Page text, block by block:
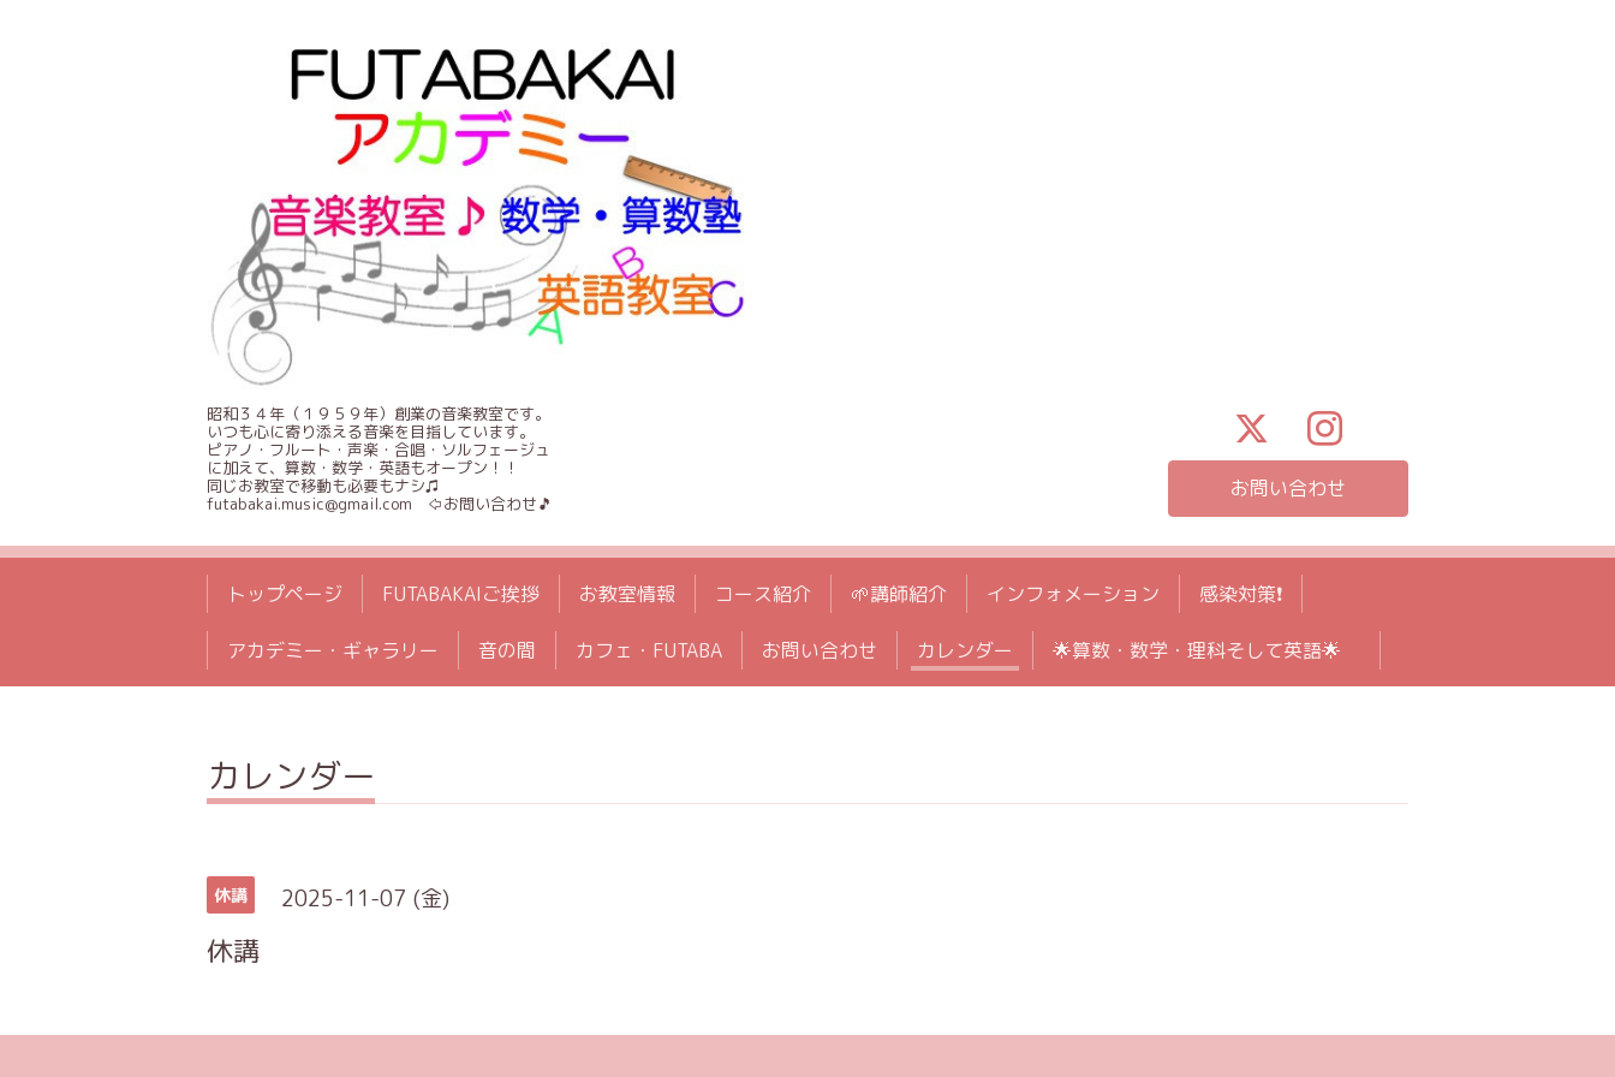
昭和３４年（１９５９年）創業の音楽教室です。
いつも心に寄り添える音楽を目指しています。
ピアノ・フルート・声楽・合唱・ソルフェージュ
に加えて、算数・数学・英語もオープン！！
同じお教室で移動も必要もナシ♫
futabakai.music@gmail.com ⇦お問い合わせ🎵
お問い合わせ
トップページ FUTABAKAIご挨拶 お教室情報 コース紹介 🌱講師紹介 インフォメーション 感染対策❗️
アカデミー・ギャラリー 音の間 カフェ・FUTABA お問い合わせ カレンダー 🌟算数・数学・理科そして英語🌟
カレンダー
休講 2025-11-07 (金)
休講